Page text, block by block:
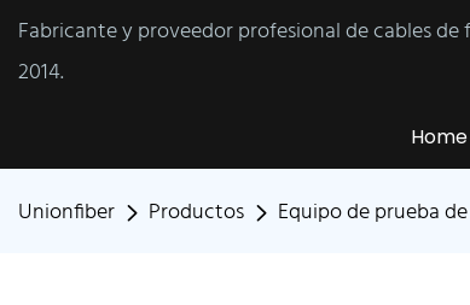
Fabricante y proveedor profesional de cables
2014.
Home
Unionfiber Productos Equipo de prueba